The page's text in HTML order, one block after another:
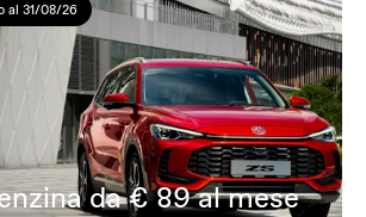
al 31/08/26
da € 89 al mese